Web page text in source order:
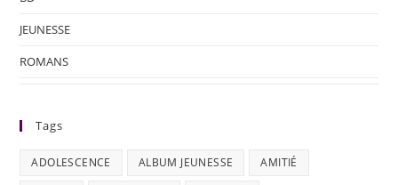
JEUNESSE
ROMANS
Tags
ADOLESCENCE ALBUM JEUNESSE AMITIÉ